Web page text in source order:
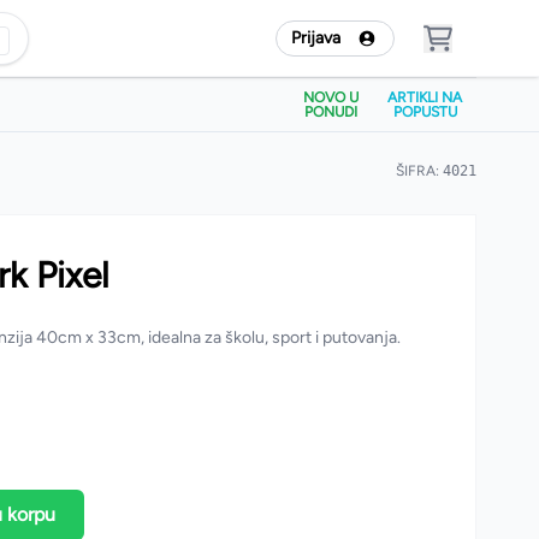
Prijava
NOVO U
PONUDI
ARTIKLI NA
POPUSTU
ŠIFRA: 4021
Pixel
40cm x 33cm, idealna za školu, sport i putovanja.
korpu